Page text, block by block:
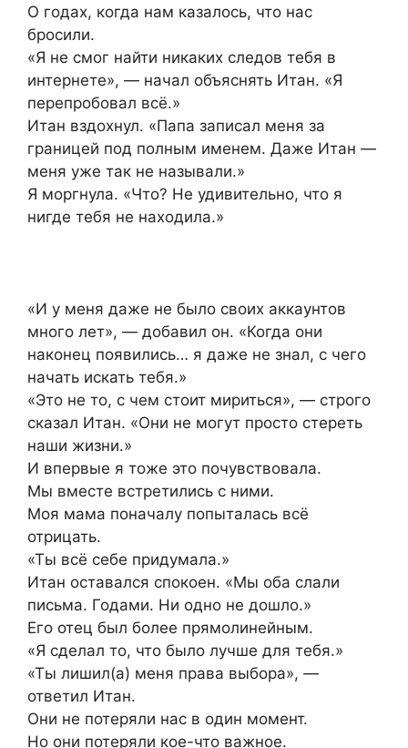
О годах, когда нам казалось, что нас
бросили.
«Я не смог найти никаких следов тебя в
интернете», — начал объяснять Итан. «Я
перепробовал всё.»
Итан вздохнул. «Папа записал меня за
границей под полным именем. Даже Итан —
меня уже так не называли.»
Я моргнула. «Что? Не удивительно, что я
нигде тебя не находила.»
«И у меня даже не было своих аккаунтов
много лет», — добавил он. «Когда они
наконец появились… я даже не знал, с чего
начать искать тебя.»
«Это не то, с чем стоит мириться», — строго
сказал Итан. «Они не могут просто стереть
наши жизни.»
И впервые я тоже это почувствовала.
Мы вместе встретились с ними.
Моя мама поначалу попыталась всё
отрицать.
«Ты всё себе придумала.»
Итан оставался спокоен. «Мы оба слали
письма. Годами. Ни одно не дошло.»
Его отец был более прямолинейным.
«Я сделал то, что было лучше для тебя.»
«Ты лишил(а) меня права выбора», —
ответил Итан.
Они не потеряли нас в один момент.
Но они потеряли кое-что важное.